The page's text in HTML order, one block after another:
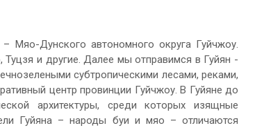
Мяо-Дунского автономного округа Гуйчжоу.
и другие. Далее мы отправимся в Гуйян -
субтропическими лесами, реками,
центр провинции Гуйчжоу. В Гуйяне до
архитектуры, среди которых изящные
Гуйяна – народы буи и мяо – отличаются